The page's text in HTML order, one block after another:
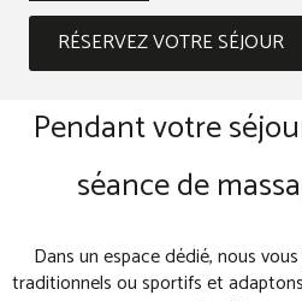
RÉSERVEZ VOTRE SÉJOUR
Pendant votre
séance de
Dans un espace dédié, nous
traditionnels ou sportifs et